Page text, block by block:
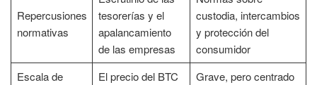
Repercusiones
normativas
tesorerías y el
apalancamiento
de las empresas
custodia, intercambios
y protección del
consumidor
Escala de
El precio del BTC
Grave, pero centrado